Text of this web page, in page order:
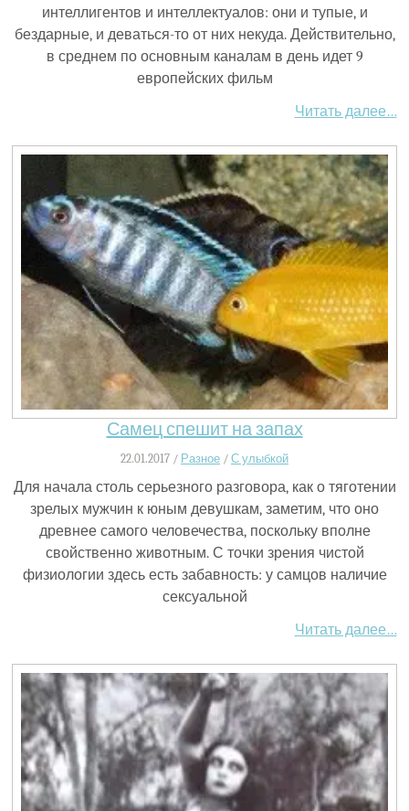
интеллигентов и интеллектуалов: они и тупые, и
бездарные, и деваться-то от них некуда. Действительно,
в среднем по основным каналам в день идет 9
европейских фильм
Читать далее…
Самец спешит на запах
22.01.2017 / Разное / С улыбкой
Для начала столь серьезного разговора, как о тяготении
зрелых мужчин к юным девушкам, заметим, что оно
древнее самого человечества, поскольку вполне
свойственно животным. С точки зрения чистой
физиологии здесь есть забавность: у самцов наличие
сексуальной
Читать далее…